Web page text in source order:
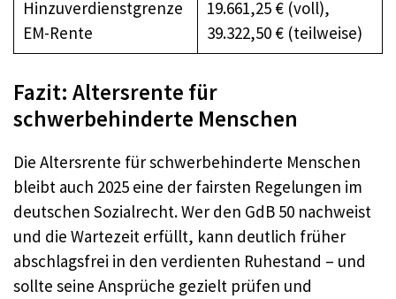
Hinzuverdienstgrenze
EM-Rente
19.661,25 € (voll),
39.322,50 € (teilweise)
Fazit: Altersrente für
schwerbehinderte Menschen
Die Altersrente für schwerbehinderte Menschen
bleibt auch 2025 eine der fairsten Regelungen im
deutschen Sozialrecht. Wer den GdB 50 nachweist
und die Wartezeit erfüllt, kann deutlich früher
abschlagsfrei in den verdienten Ruhestand – und
sollte seine Ansprüche gezielt prüfen und